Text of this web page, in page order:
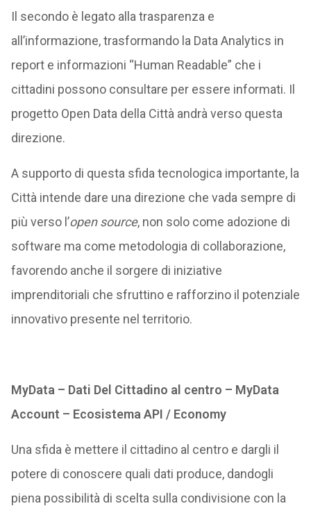
Il secondo è legato alla trasparenza e
all’informazione, trasformando la Data Analytics in
report e informazioni “Human Readable” che i
cittadini possono consultare per essere informati. Il
progetto Open Data della Città andrà verso questa
direzione.
A supporto di questa sfida tecnologica importante, la
Città intende dare una direzione che vada sempre di
più verso l’open source, non solo come adozione di
software ma come metodologia di collaborazione,
favorendo anche il sorgere di iniziative
imprenditoriali che sfruttino e rafforzino il potenziale
innovativo presente nel territorio.
MyData – Dati Del Cittadino al centro – MyData
Account – Ecosistema API / Economy
Una sfida è mettere il cittadino al centro e dargli il
potere di conoscere quali dati produce, dandogli
piena possibilità di scelta sulla condivisione con la